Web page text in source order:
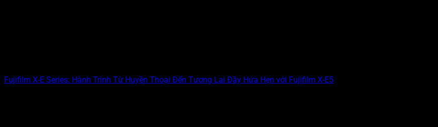
Fujifilm X-E Series: Hành Trình Từ Huyền Thoại Đến Tương Lai Đầy Hứa Hẹn với Fujifilm X-E5